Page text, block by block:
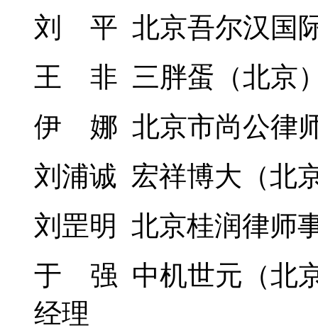
刘 平 北京吾尔汉国
王 非 三胖蛋（北京
伊 娜 北京市尚公律
刘浦诚 宏祥博大（北
刘罡明 北京桂润律师
于 强 中机世元（北
经理